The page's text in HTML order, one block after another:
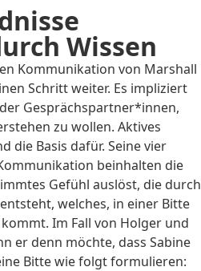
Wissen
Kommunikation von Marshall
Schritt weiter. Es impliziert
Gesprächspartner*innen,
zu wollen. Aktives
die Basis dafür. Seine vier
beinhalten die
Gefühl auslöst, die durch
welches, in einer Bitte
Im Fall von Holger und
er denn möchte, dass Sabine
Bitte wie folgt formulieren: